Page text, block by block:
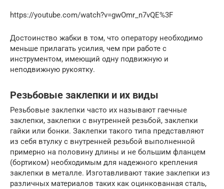
https://youtube.com/watch?v=gwOmr_n7vQE%3F
Достоинство жабки в том, что оператору необходимо
меньше прилагать усилия, чем при работе с
инструментом, имеющий одну подвижную и
неподвижную рукоятку.
Резьбовые заклепки и их виды
Резьбовые заклепки часто их называют гаечные
заклепки, заклепки с внутренней резьбой, заклепки
гайки или бонки. Заклепки такого типа представляют
из себя втулку с внутренней резьбой выполненной
примерно на половину длины и не большим фланцем
(бортиком) необходимым для надежного крепления
заклепки в металле. Изготавливают такие заклепки из
различных материалов таких как оцинкованная сталь,